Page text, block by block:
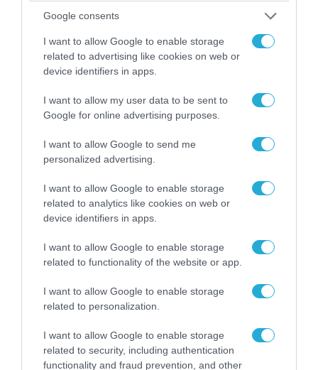
Google consents
I want to allow Google to enable storage
related to advertising like cookies on web or
device identifiers in apps.
I want to allow my user data to be sent to
Google for online advertising purposes.
I want to allow Google to send me
personalized advertising.
I want to allow Google to enable storage
related to analytics like cookies on web or
device identifiers in apps.
I want to allow Google to enable storage
related to functionality of the website or app.
I want to allow Google to enable storage
related to personalization.
I want to allow Google to enable storage
related to security, including authentication
functionality and fraud prevention, and other
06.08.2026 | 09:03
«Οι εντελώς αθώοι»: Η ανάρτηση του Αρκά για
τα ζώα που χάθηκαν στις πυρκαγιές της
Αττικής (φωτο)
04.08.2026 | 15:02
Αυτή την ώρα το τελευταίο «αντίο» στον πρώην
υπουργό Ι.Βαρβιτσιώτη (φωτο)